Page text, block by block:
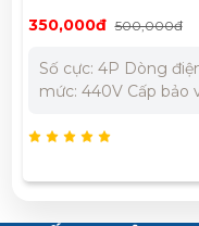
350,000đ 500,000đ
Số cực: 4P Dòng
mức: 440V Cấp bảo
40⁰C Sử dụng liên
Khả năng chống
chuẩn: IEC60309